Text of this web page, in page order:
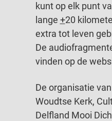
kunt op elk punt
lange +20
extra tot leven
De
vinden op de
De organisatie
Woudtse Kerk,
Delfland Mooi